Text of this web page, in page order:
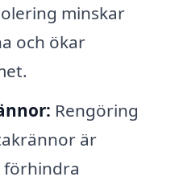
minskar
och ökar
Rengöring
är